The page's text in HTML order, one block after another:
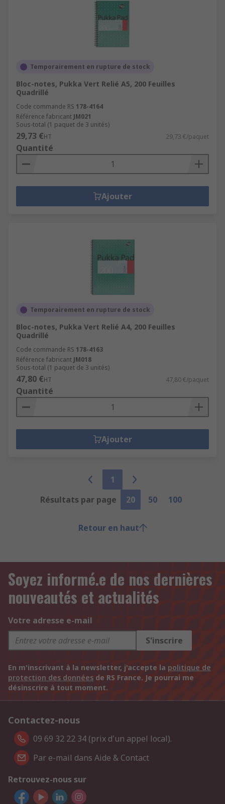
Temporairement en rupture de stock
Bloc-notes, Pukka Vert Relié A5, 200 Feuilles
Quadrillé
Code commande RS 178-4164
Référence fabricant JM021
Sous-total (1 paquet de 3 unités)
29,73 €HT 29,73 €/paquet
Quantité
Ajouter
Temporairement en rupture de stock
Bloc-notes, Pukka Vert Relié A4, 200 Feuilles
Quadrillé
Code commande RS 178-4163
Référence fabricant JM018
Sous-total (1 paquet de 3 unités)
47,80 €HT 47,80 €/paquet
Quantité
Ajouter
1
Résultats par page
20 50 100
Retour en haut
Soyez informé.e de nos dernières
nouveautés et actualités
Votre adresse e-mail
S'inscrire
En m'inscrivant à la newsletter, j'accepte la politique de
protection des données de RS France. Je pourrai me
désinscrire à tout moment.
Contactez-nous
09 69 32 22 34 (prix d'un appel local).
Par e-mail dans Aide & Contact
Retrouvez-nous sur